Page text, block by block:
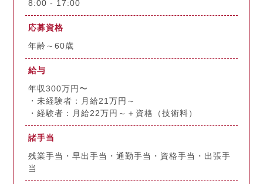
8:00 - 17:00
応募資格
年齢～60歳
給与
年収300万円〜
・未経験者：月給21万円～
・経験者：月給22万円～＋資格（技術料）
諸手当
残業手当・早出手当・通勤手当・資格手当・出張手
当